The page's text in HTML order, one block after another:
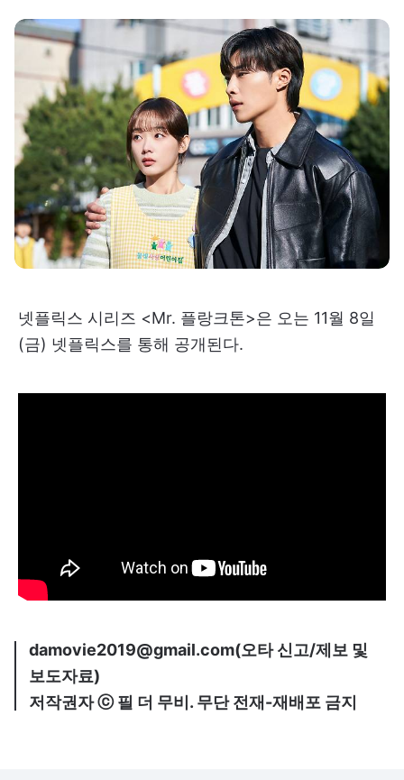
넷플릭스 시리즈 <Mr. 플랑크톤>은 오는 11월 8일
(금) 넷플릭스를 통해 공개된다.
damovie2019@gmail.com(오타 신고/제보 및
보도자료)
저작권자 ⓒ 필 더 무비. 무단 전재-재배포 금지